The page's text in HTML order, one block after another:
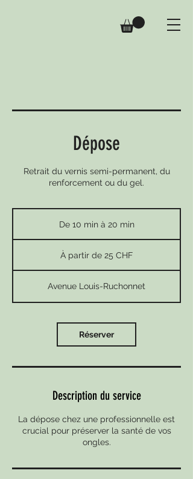
Dépose
Retrait du vernis semi-permanent, du
renforcement ou du gel.
De 10 min à 20 minD
m
i
à
francs
À partir de 25 CHF
Avenue Louis-Ruchonnet
Réserver
Description du service
La dépose chez une professionnelle est
crucial pour préserver la santé de vos
ongles.